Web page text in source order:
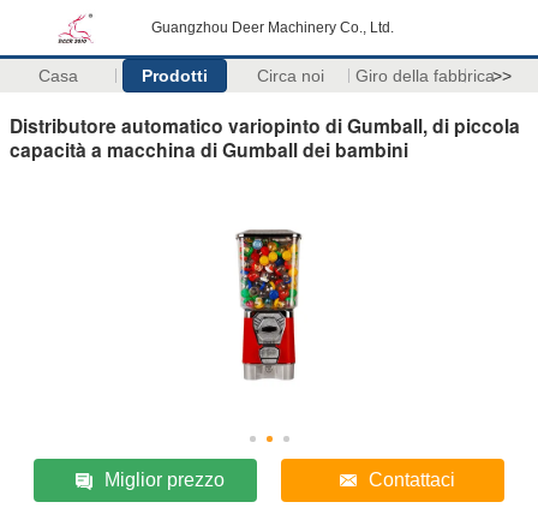
Guangzhou Deer Machinery Co., Ltd.
Casa Prodotti Circa noi Giro della fabbrica>>
Distributore automatico variopinto di Gumball, di piccola
capacità a macchina di Gumball dei bambini
Miglior prezzo Contattaci